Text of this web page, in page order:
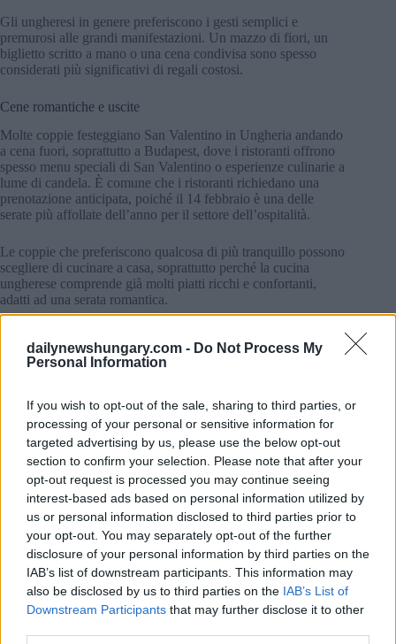
dailynewshungary.com - Do Not Process My
Personal Information
If you wish to opt-out of the sale, sharing to third parties, or
processing of your personal or sensitive information for
targeted advertising by us, please use the below opt-out
section to confirm your selection. Please note that after your
opt-out request is processed you may continue seeing
interest-based ads based on personal information utilized by
us or personal information disclosed to third parties prior to
your opt-out. You may separately opt-out of the further
disclosure of your personal information by third parties on the
IAB’s list of downstream participants. This information may
also be disclosed by us to third parties on the IAB’s List of
Downstream Participants that may further disclose it to other
Gli ungheresi in genere preferiscono i gesti semplici e
premurosi alle grandi manifestazioni. Un mazzo di fiori, un
biglietto scritto a mano o una cena condivisa sono spesso
considerati più significativi di regali costosi.
Cene romantiche e uscite
Molte coppie festeggiano San Valentino in Ungheria andando
a cena fuori, soprattutto a Budapest, dove i ristoranti offrono
spesso menu speciali di San Valentino o esperienze culinarie a
lume di candela. È comune che i ristoranti richiedano una
prenotazione anticipata, poiché il 14 febbraio è una delle
serate più affollate dell’anno per il settore dell’ospitalità.
Le coppie che preferiscono qualcosa di più tranquillo possono
scegliere di cucinare a casa, soprattutto perché la cucina
ungherese comprende già molti piatti ricchi e confortanti,
adatti ad una serata romantica.
Foto:depositphotos.com
Cosa pensano gli ungheresi del giorno di San Valentino